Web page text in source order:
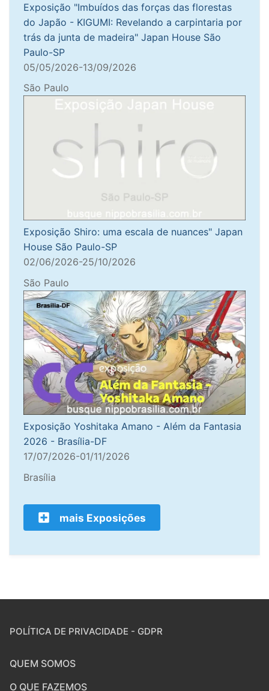
Exposição "Imbuídos das forças das florestas
do Japão - KIGUMI: Revelando a carpintaria por
trás da junta de madeira" Japan House São
Paulo-SP
05/05/2026-13/09/2026
São Paulo
Exposição Shiro: uma escala de nuances" Japan
House São Paulo-SP
02/06/2026-25/10/2026
São Paulo
Exposição Yoshitaka Amano - Além da Fantasia
2026 - Brasília-DF
17/07/2026-01/11/2026
Brasília
mais Exposições
POLÍTICA DE PRIVACIDADE - GDPR
QUEM SOMOS
O QUE FAZEMOS